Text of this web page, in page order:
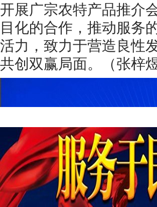
开展广宗农特产品推介
目化的合作，推动服务
活力，致力于营造良性
共创双赢局面。（张梓煜